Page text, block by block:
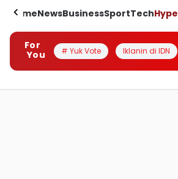
HomeNewsBusinessSportTechHype
For
You
# Yuk Vote Iklanin di IDN